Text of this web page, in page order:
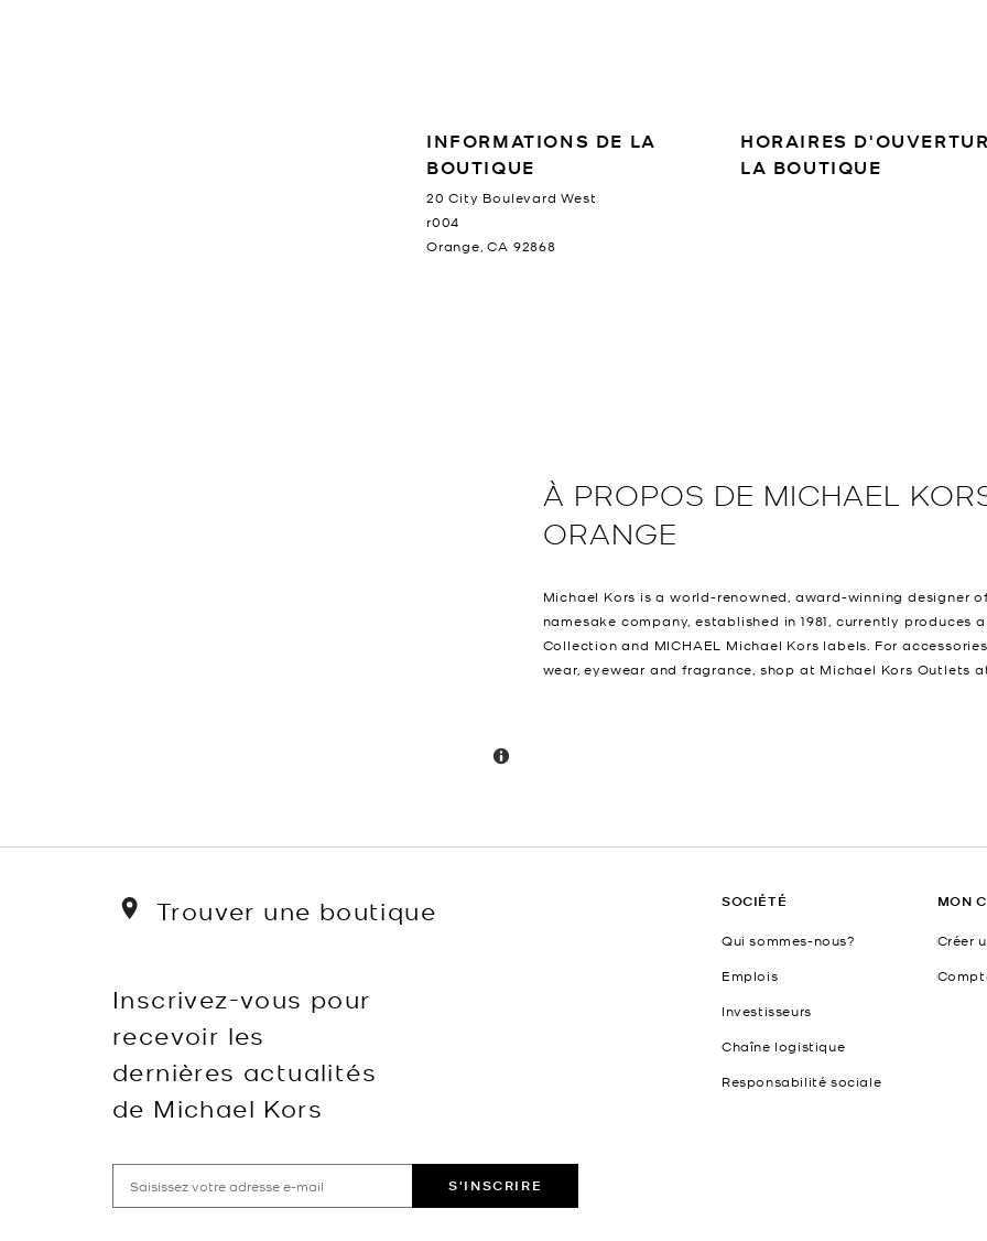
RENSEIGNEMENTS SUR LE MAGASIN
INFORMATIONS DE LA
BOUTIQUE
20 City Boulevard West
r004
Orange CA 92868
HORAIRES
LA BOUTIQUE
À PROPOS DE MICHAEL
ORANGE
Michael Kors is a world-renowned, award-winning designer
namesake company, established in 1981, currently
Collection and MICHAEL Michael Kors labels. For
wear, eyewear and fragrance, shop at Michael Kors Outlets
Trouver une boutique
Inscrivez-vous pour
recevoir les
dernières actualités
de Michael Kors
S'INSCRIRE
SOCIÉTÉ
Qui sommes-nous?
Emplois
Investisseurs
Chaîne logistique
Responsabilité sociale
MON
Créer